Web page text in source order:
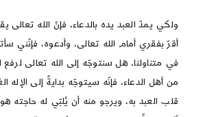
ولكي يمدّ العبد يده بالدعاء، فإنّ الله
أقرّ بفقري أمام الله تعالى، وأدعوه، فإنّني
في متناولنا، هل سنتوجّه إلى الله تعالى لرفع
من أهل الدعاء، فإنّه سيتوجّه بدايةً إلى
قلب العبد به، ويرجو منه أن يُلبّي له حاجته